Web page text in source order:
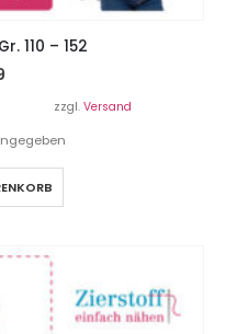
110 – 152
zzgl. Versand